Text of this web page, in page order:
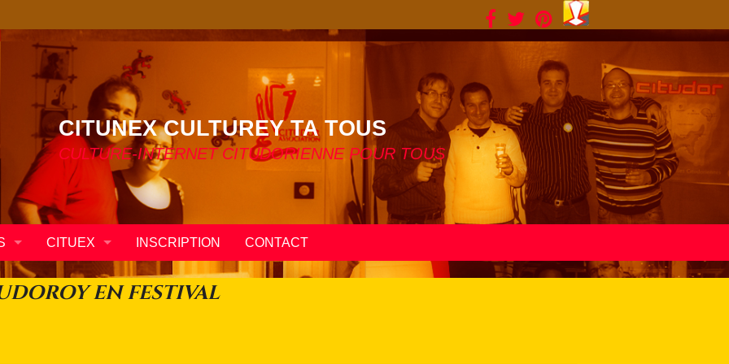
  
CITUNEX CULTUREY TA TOUS
CULTURE-INTERNET CITUDORIENNE POUR TOUS
CITUEX
TUTO
INSCRIPTION CONTACT
EN FESTIVAL